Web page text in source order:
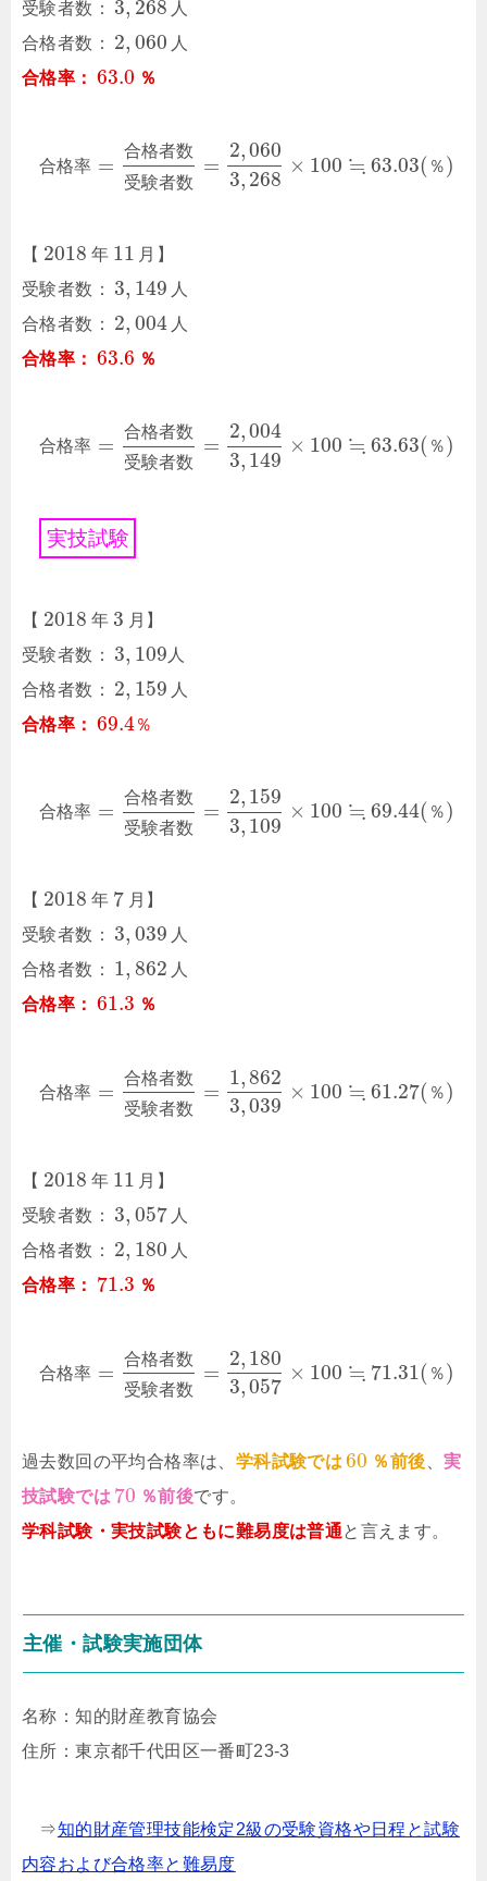
受験者数： 3, 268 人
合格者数：
2, 060 人
合格率： 63.0 ％
合格率 =
合格者数
受験者数
=
2,060
3, 268
× 100 ≒ 63.03( ％)
【 2018 年 11 月】
受験者数：
3, 149 人
合格者数：
2, 004 人
合格率： 63.6 ％
合格率 =
合格者数
受験者数
=
2,004
3, 149
× 100 ≒ 63.63( ％)
実技試験
【 2018 年 3 月】
受験者数：
3, 109 人
合格者数：
2, 159 人
合格率： 69.4％
合格率 =
合格者数
受験者数
=
2, 159
3, 109
× 100 ≒ 69.44( ％)
【 2018 年 7 月】
受験者数：
3, 039 人
合格者数：
1, 862 人
合格率： 61.3 ％
合格率 =
合格者数
受験者数
=
1, 862
3,039
× 100 ≒ 61.27( ％)
【 2018 年 11 月】
受験者数：
3, 057 人
合格者数：
2, 180 人
合格率：
71.3 ％
合格率 =
合格者数
受験者数
=
2, 180
3,057
× 100 ≒ 71.31( ％)
過去数回の平均合格率は、 学科試験では 60 ％前後
実
技試験では 70 ％前後です。
学科試験・実技試験ともに難易度は普通と言えます。
主催・試験実施団体
名称：知的財産教育協会
住所：東京都千代田区一番町23-3
⇒知的財産管理技能検定2級の受験資格や日程と試験
内容および合格率と難易度